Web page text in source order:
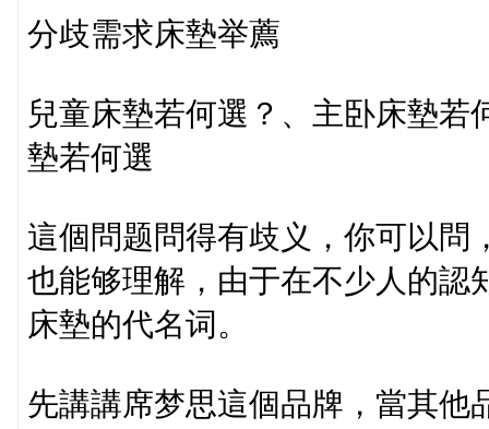
分歧需求床墊举薦
兒童床墊若何選？、主卧床墊
墊若何選
這個問题問得有歧义，你可以問
也能够理解，由于在不少人的認
床墊的代名词。
先講講席梦思這個品牌，當其他